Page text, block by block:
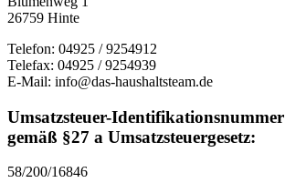
26759 Hinte
Telefon: 04925 / 9254912
Telefax: 04925 / 9254939
E-Mail: info@das-haushaltsteam.de
Umsatzsteuer-Identifikationsnummer
gemäß §27 a Umsatzsteuergesetz:
58/200/16846